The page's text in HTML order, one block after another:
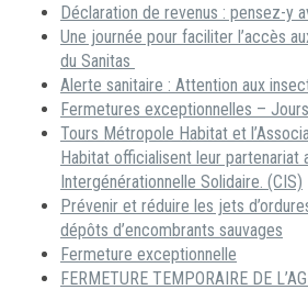
Déclaration de revenus : pensez-y
Une journée pour faciliter l’accès
du Sanitas
Alerte sanitaire : Attention aux
Fermetures exceptionnelles –
Tours Métropole Habitat et
Habitat officialisent leur partenariat
Intergénérationnelle Solidaire. (CIS)
Prévenir et réduire les jets
dépôts d’encombrants sauvages
Fermeture exceptionnelle
FERMETURE TEMPORAIRE DE